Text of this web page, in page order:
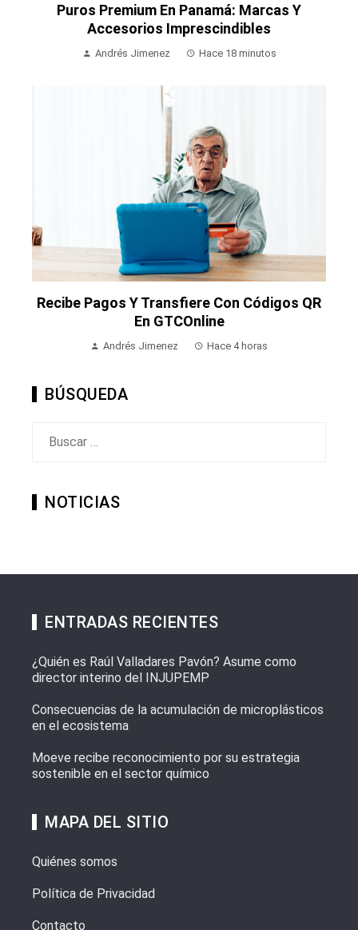
Puros Premium En Panamá: Marcas Y
Accesorios Imprescindibles
Andrés Jimenez Hace 18 minutos
Recibe Pagos Y Transfiere Con Códigos QR
En GTCOnline
Andrés Jimenez Hace 4 horas
BÚSQUEDA
NOTICIAS
ENTRADAS RECIENTES
¿Quién es Raúl Valladares Pavón? Asume como
director interino del INJUPEMP
Consecuencias de la acumulación de microplásticos
en el ecosistema
Moeve recibe reconocimiento por su estrategia
sostenible en el sector químico
MAPA DEL SITIO
Quiénes somos
Política de Privacidad
Contacto